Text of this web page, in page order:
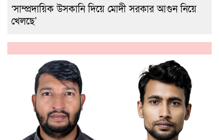
‘সাম্প্রদায়িক উসকানি দিয়ে মোদী সরকার আগুন নিয়ে
খেলছে’